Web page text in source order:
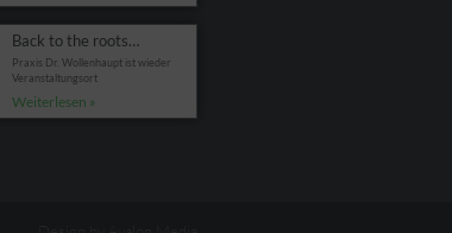
Back to the roots…
Praxis Dr. Wollenhaupt ist wieder
Veranstaltungsort
Weiterlesen »